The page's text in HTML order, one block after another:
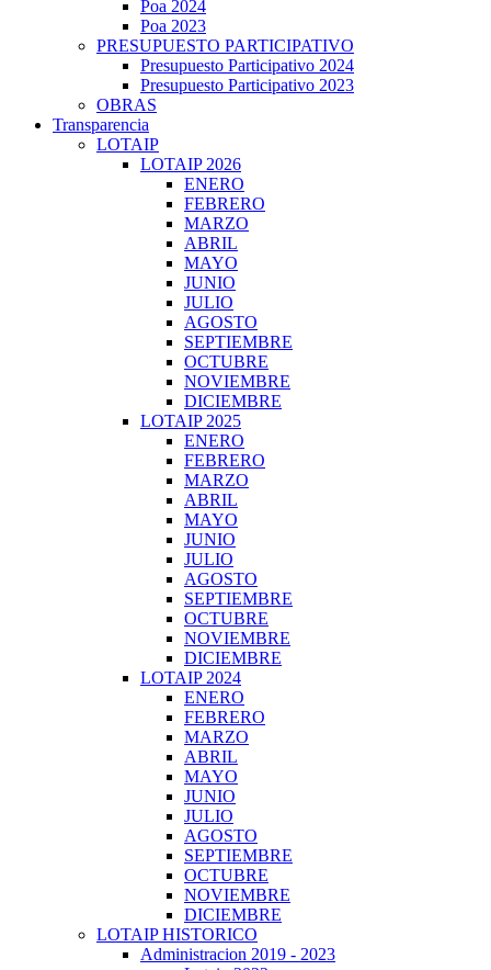
Poa 2024
Poa 2023
PRESUPUESTO PARTICIPATIVO
Presupuesto Participativo 2024
Presupuesto Participativo 2023
OBRAS
Transparencia
LOTAIP
LOTAIP 2026
ENERO
FEBRERO
MARZO
ABRIL
MAYO
JUNIO
JULIO
AGOSTO
SEPTIEMBRE
OCTUBRE
NOVIEMBRE
DICIEMBRE
LOTAIP 2025
ENERO
FEBRERO
MARZO
ABRIL
MAYO
JUNIO
JULIO
AGOSTO
SEPTIEMBRE
OCTUBRE
NOVIEMBRE
DICIEMBRE
LOTAIP 2024
ENERO
FEBRERO
MARZO
ABRIL
MAYO
JUNIO
JULIO
AGOSTO
SEPTIEMBRE
OCTUBRE
NOVIEMBRE
DICIEMBRE
LOTAIP HISTORICO
Administracion 2019 - 2023